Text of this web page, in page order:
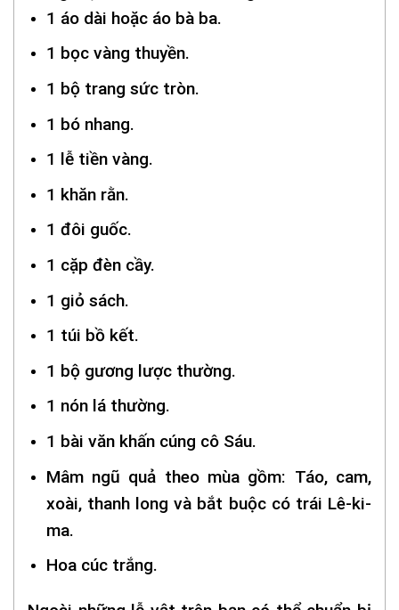
1 áo dài hoặc áo bà ba.
1 bọc vàng thuyền.
1 bộ trang sức tròn.
1 bó nhang.
1 lễ tiền vàng.
1 khăn rằn.
1 đôi guốc.
1 cặp đèn cầy.
1 giỏ sách.
1 túi bồ kết.
1 bộ gương lược thường.
1 nón lá thường.
1 bài văn khấn cúng cô Sáu.
Mâm ngũ quả theo mùa gồm: Táo, cam,
xoài, thanh long và bắt buộc có trái Lê-ki-
ma.
Hoa cúc trắng.